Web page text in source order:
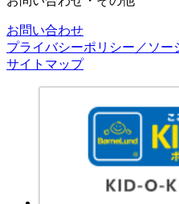
お問い合わせ
プライバシーポリシー／ソー
サイトマップ